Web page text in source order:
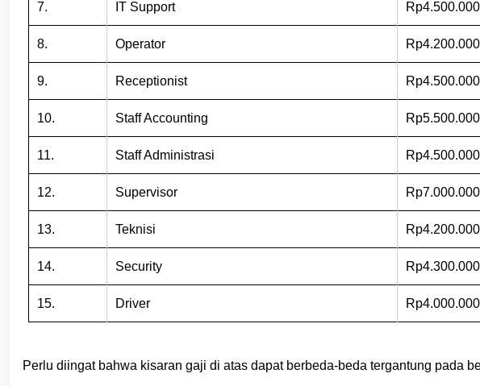
7. IT Support
8. Operator
9. Receptionist
10. Staff Accounting
11. Staff Administrasi
12. Supervisor
13. Teknisi Rp4.200.000
14. Security Rp4.300.000
15. Driver Rp4.000.000
Perlu diingat bahwa kisaran gaji di atas dapat berbeda-beda tergantung pada